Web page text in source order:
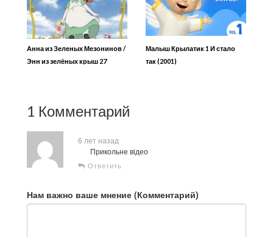
Анна из Зеленых Мезонинов /
Энн из зелёных крыш 27
Малыш Крылатик 1 И стало
так (2001)
1 Комментарий
6 лет назад
Прикольне відео
Ответить
Нам важно ваше мнение (Комментарий)